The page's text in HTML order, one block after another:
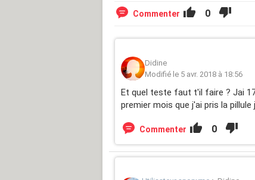
Commenter 0
Didine
Modifié le 5 avr. 2018 à 18:56
Et quel teste faut t'il faire ? Jai
premier mois que j'ai pris la
Commenter 0